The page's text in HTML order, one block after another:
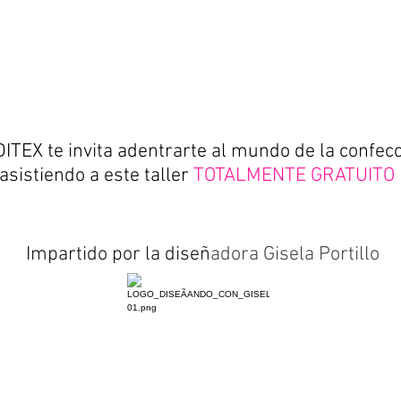
te invita adentrarte al mundo de la
asistiendo a este taller TOTALMENTE GRATUITO
Impartido por la diseñadora Gisela Portillo